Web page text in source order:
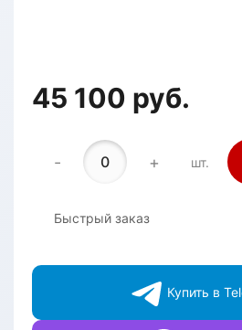
45 100 руб.
- + шт.
Быстрый заказ
Купить в